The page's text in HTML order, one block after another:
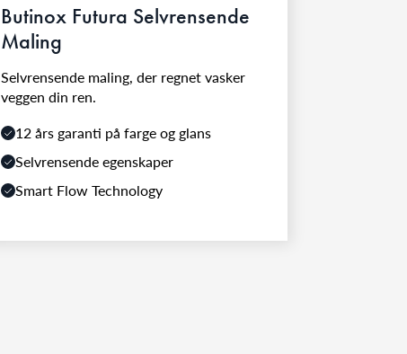
Butinox Futura Selvrensende
Maling
Selvrensende maling, der regnet vasker
veggen din ren.
12 års garanti på farge og glans
Selvrensende egenskaper
Smart Flow Technology